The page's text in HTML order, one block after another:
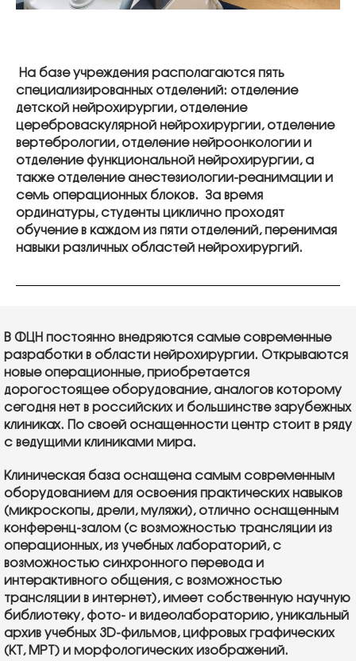
На базе учреждения располагаются пять
специализированных отделений: отделение
детской нейрохирургии, отделение
цереброваскулярной нейрохирургии, отделение
вертебрологии, отделение нейроонкологии и
отделение функциональной нейрохирургии, а
также отделение анестезиологии-реанимации и
семь операционных блоков. За время
ординатуры, студенты циклично проходят
обучение в каждом из пяти отделений, перенимая
навыки различных областей нейрохирургий.
В ФЦН постоянно внедряются самые современные
разработки в области нейрохирургии. Открываются
новые операционные, приобретается
дорогостоящее оборудование, аналогов которому
сегодня нет в российских и большинстве зарубежных
клиниках. По своей оснащенности центр стоит в ряду
с ведущими клиниками мира.
Клиническая база оснащена самым современным
оборудованием для освоения практических навыков
(микроскопы, дрели, муляжи), отлично оснащенным
конференц-залом (с возможностью трансляции из
операционных, из учебных лабораторий, с
возможностью синхронного перевода и
интерактивного общения, с возможностью
трансляции в интернет), имеет собственную научную
библиотеку, фото- и видеолабораторию, уникальный
архив учебных 3D-фильмов, цифровых графических
(КТ, МРТ) и морфологических изображений.